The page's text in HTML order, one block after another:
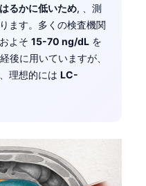
るかに低いため, 、測
ます。多くの検査機関
よそ 15-70 ng/dL を
後に用いていますが、
理想的には LC-